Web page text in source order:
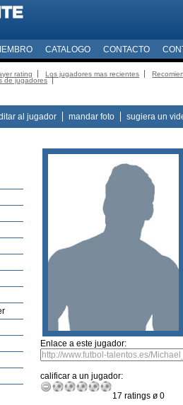
CATALOGO CONTACTO
rating Los jugadores mas recientes
de jugadores
al jugador mandar foto sugiera un
Enlace a este jugador:
calificar a un jugador:
17 ratings ø 0